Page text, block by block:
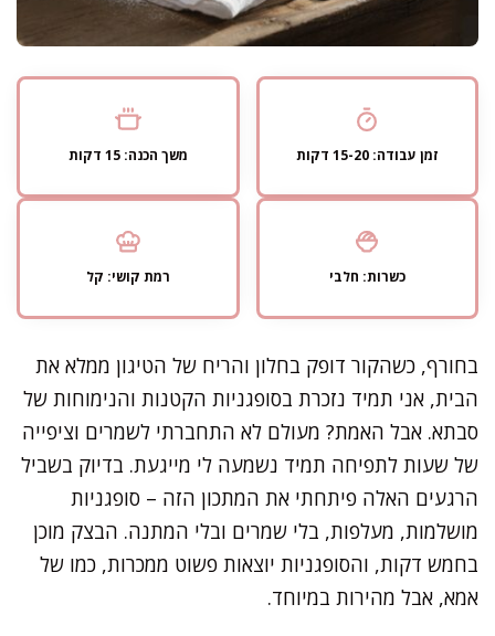
זמן עבודה: 15-20 דקות משך הכנה: 15 דקות
כשרות: חלבי רמת קושי: קל
בחורף, כשהקור דופק בחלון והריח של הטיגון ממלא את
הבית, אני תמיד נזכרת בסופגניות הקטנות והנימוחות של
סבתא. אבל האמת? מעולם לא התחברתי לשמרים וציפייה
של שעות לתפיחה תמיד נשמעה לי מייגעת. בדיוק בשביל
הרגעים האלה פיתחתי את המתכון הזה – סופגניות
מושלמות, מעלפות, בלי שמרים ובלי המתנה. הבצק מוכן
בחמש דקות, והסופגניות יוצאות פשוט ממכרות, כמו של
אמא, אבל מהירות במיוחד.